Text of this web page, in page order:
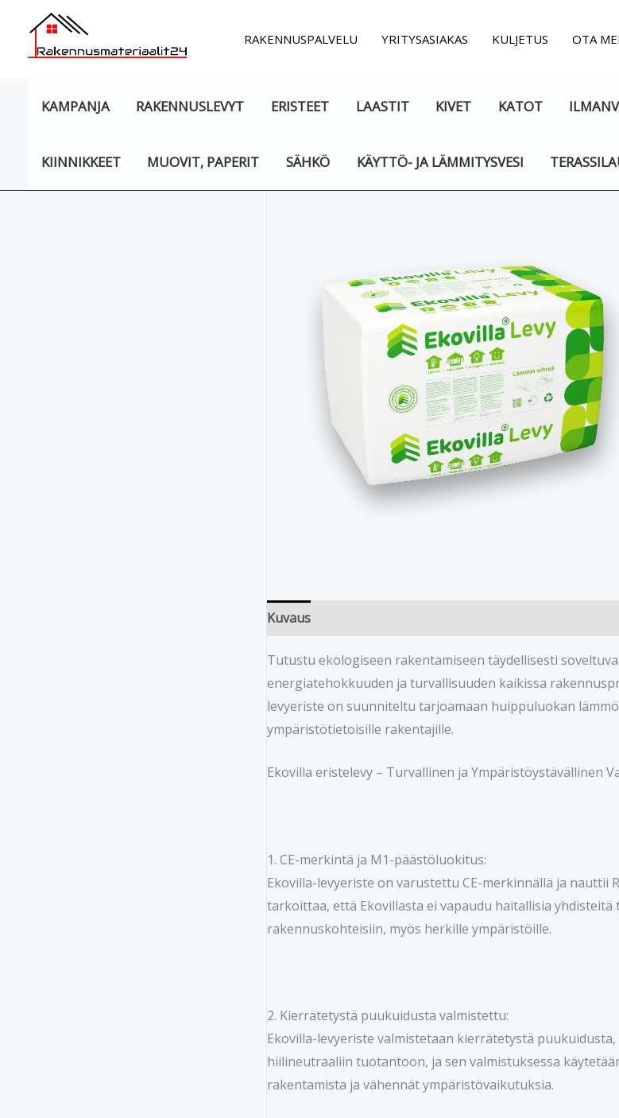
sisältöön
RAKENNUSPALVELU YRITYSASIAKAS KULJETUS OTA
KAMPANJA RAKENNUSLEVYT ERISTEET LAASTIT KIVET KATOT
KIINNIKKEET MUOVIT, PAPERIT SÄHKÖ KÄYTTÖ- JA LÄMMITYSVESI
Kuvaus
Tutustu ekologiseen rakentamiseen täydellisesti
energiatehokkuuden ja turvallisuuden kaikissa
levyeriste on suunniteltu tarjoamaan huippuluokan
ympäristötietoisille rakentajille.
Ekovilla eristelevy – Turvallinen ja Ympäristöystävällinen
1. CE-merkintä ja M1-päästöluokitus:
Ekovilla-levyeriste on varustettu CE-merkinnällä ja
tarkoittaa, että Ekovillasta ei vapaudu haitallisia
rakennuskohteisiin, myös herkille ympäristöille.
2. Kierrätetystä puukuidusta valmistettu:
Ekovilla-levyeriste valmistetaan kierrätetystä
hiilineutraaliin tuotantoon, ja sen valmistuksessa
rakentamista ja vähennät ympäristövaikutuksia.